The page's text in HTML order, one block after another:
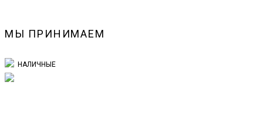
МЫ ПРИНИМАЕМ
НАЛИЧНЫЕ